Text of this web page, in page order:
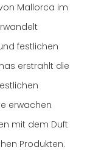
Mallorca im
festlichen
erstrahlt die
erwachen
mit dem Duft
Produkten.